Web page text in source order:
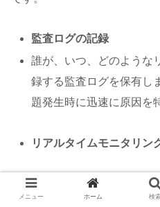
監査ログの記録
誰が、いつ、どのような
録する監査ログを保有し
題発生時に迅速に原因を
リアルタイムモニタリン
システムのパフォーマン
監視するツールを活用し
メニュー ホーム 検